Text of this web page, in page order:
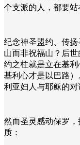
个支派的人，都要站
纪念神圣盟约、传
山而非祝福山？后
约之柱就是立在基
基利心才是以巴路
利亚妇人与耶稣的对
然而圣灵感动保罗
质：